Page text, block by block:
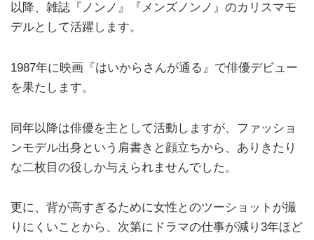
以降、雑誌『ノンノ』『メンズノンノ』のカリスマモ
デルとして活躍します。
1987年に映画『はいからさんが通る』で俳優デビュー
を果たします。
同年以降は俳優を主として活動しますが、ファッショ
ンモデル出身という肩書きと顔立ちから、ありきたり
な二枚目の役しか与えられませんでした。
更に、背が高すぎるために女性とのツーショットが撮
りにくいことから、次第にドラマの仕事が減り3年ほど